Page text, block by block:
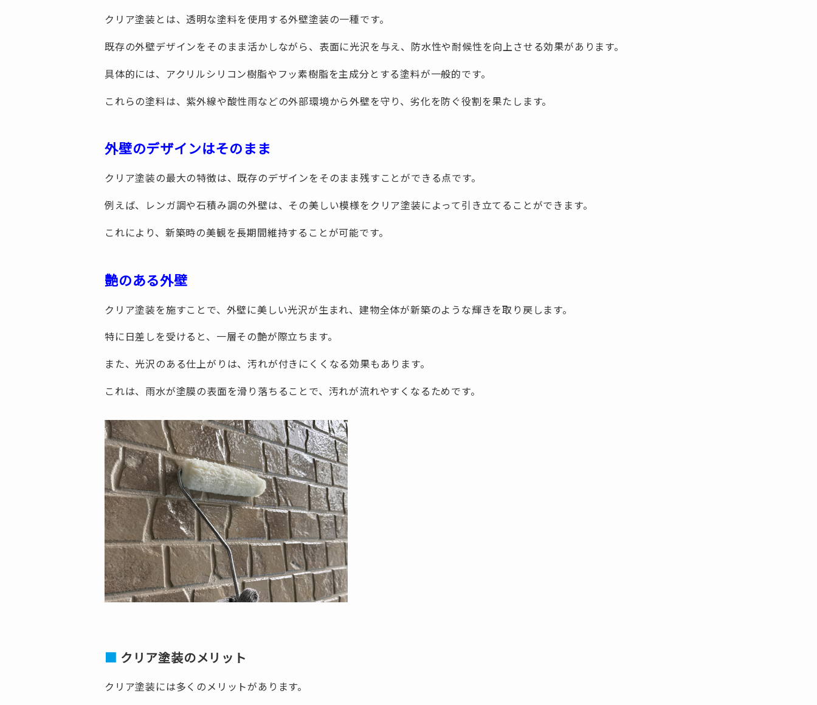
クリア塗装とは、透明な塗料を使用する外壁塗装の一種です。
既存の外壁デザインをそのまま活かしながら、表面に光沢を与え、防水性や耐候性を向上させる効果があります。
具体的には、アクリルシリコン樹脂やフッ素樹脂を主成分とする塗料が一般的です。
これらの塗料は、紫外線や酸性雨などの外部環境から外壁を守り、劣化を防ぐ役割を果たします。
外壁のデザインはそのまま
クリア塗装の最大の特徴は、既存のデザインをそのまま残すことができる点です。
例えば、レンガ調や石積み調の外壁は、その美しい模様をクリア塗装によって引き立てることができます。
これにより、新築時の美観を長期間維持することが可能です。
艶のある外壁
クリア塗装を施すことで、外壁に美しい光沢が生まれ、建物全体が新築のような輝きを取り戻します。
特に日差しを受けると、一層その艶が際立ちます。
また、光沢のある仕上がりは、汚れが付きにくくなる効果もあります。
これは、雨水が塗膜の表面を滑り落ちることで、汚れが流れやすくなるためです。
クリア塗装のメリット
クリア塗装には多くのメリットがあります。